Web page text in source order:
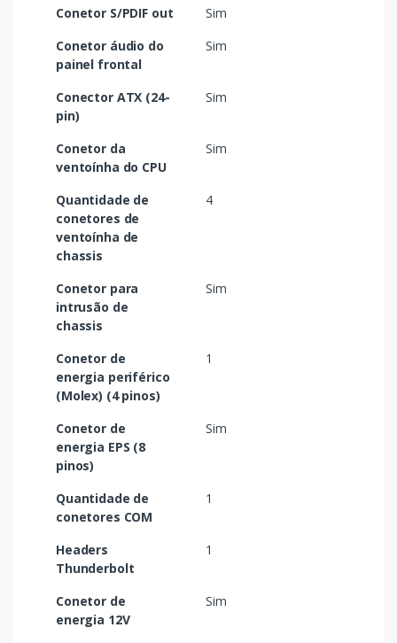
Conetor S/PDIF out
Sim
Conetor áudio do
painel frontal
Sim
Conector ATX (24-
pin)
Sim
Conetor da
ventoínha do CPU
Sim
Quantidade de
conetores de
ventoínha de
chassis
4
Conetor para
intrusão de
chassis
Sim
Conetor de
energia periférico
(Molex) (4 pinos)
1
Conetor de
energia EPS (8
pinos)
Sim
Quantidade de
conetores COM
1
Headers
Thunderbolt
1
Conetor de
energia 12V
Sim